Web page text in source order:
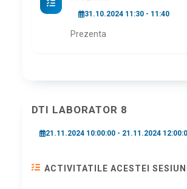
31.10.2024 11:30 - 11:40
Prezenta
DTI LABORATOR 8
21.11.2024 10:00:00 - 21.11.2024
ACTIVITATILE ACESTEI